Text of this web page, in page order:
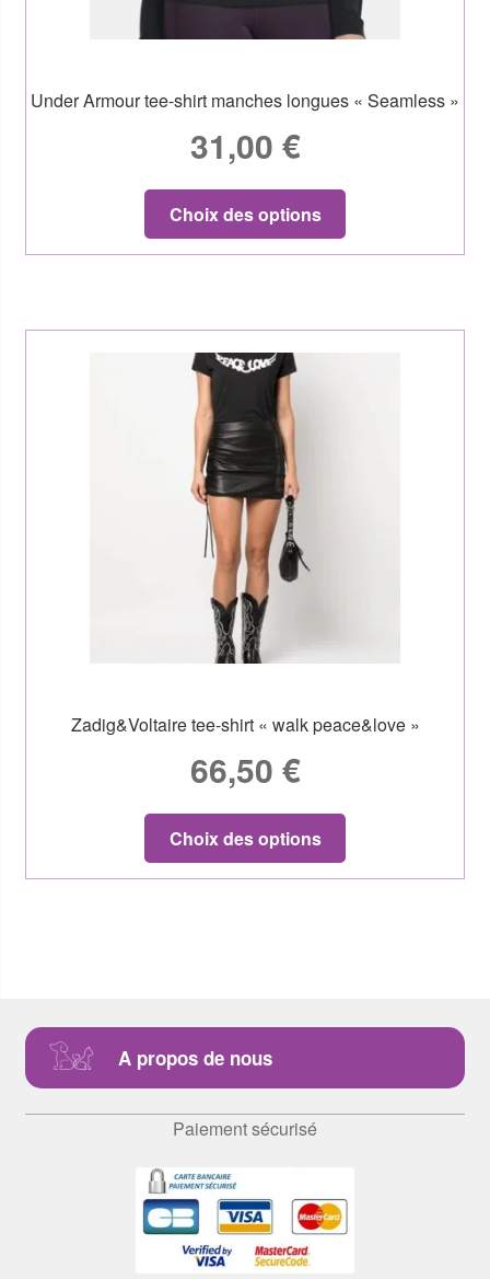
Under Armour tee-shirt manches longues « Seamless »
31,00 €
Choix des options
Zadig&Voltaire tee-shirt « walk peace&love »
66,50 €
Choix des options
A propos de nous
Paiement sécurisé